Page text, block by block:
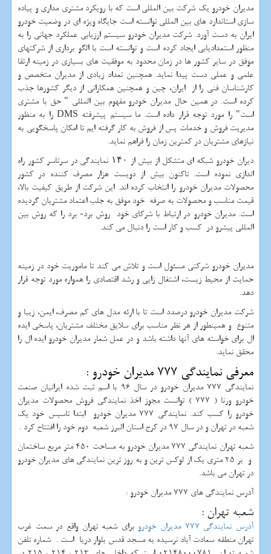
مدیران خودرو یک شرکت بین المللی است که با رویکرد مشتری مداری و پیاده
سازی استاندارد های بین المللی توانسته است جایگاه ویژه ای در وضعیت خودرو
ایران به دست آورد. شرکت مدیران خودرو سیستم ارزیابی عملکرد جهانی را به
منظور استعدادیابی ایجاد کرده است و توانسته است با الگو برداری از شرکتهای
موفق در سایر کشور ها در زمان محدود به موفقیت های بسیاری در زمینه ارتقا
علمی و عملی دست پیدا نماید. همچنین تعداد زیادی از مدیران متخصص و
کارشناسان فنی را از ایران، چین و همچنین همکارانی از دیگر کشورها جذب
کرده است. در همین حال مدیران خودرو مفهوم بین المللی " حق با مشتری
است" را مورد توجه قرار داده است. ما سیستم پیشرفته DMS را به منظور
مدیریت فروش و خدمات پس از فروش به کار گرفته ایم تا امکان پاسخگویی به
نیازهای مشتریان در کمترین زمان را فراهم نماید.
دیران خودرو شبکه ای متشکل از بیش از ۱۴۰ نمایندگی در سرتاسر کشور راه
اندازی نموده است. تاکنون بیش از دویست هزار مصرف کننده در کشور
محصولات مدیران خودرو را انتخاب کرده اند. این شرکت از طریق کیفیت بالا،
قیمت مناسب و محصولات به صرفه خود موفق به جلب اعتماد مشتریان گردیده
است. مدیران خودرو در ارتباط با شرکای خود روش برد- برد را که روش بین
المللی پیشرو در کسب و کار است را دنبال می کند.
مدیران خودرو شرکتی مسئول است و تلاش می کند تا ماموریت خود در زمینه
حمایت از محیط زیست، اشتغال زایی و رشد اقتصادی را همواره مورد توجه قرار
دهد.
شرکت مدیران خودرو درصدد است تا با ارئه مدل های کم مصرف، ایمن، زیبا و
متنوع و همینطور از هر نظر مناسب برای سلایق مختلف مشتریان، پاسخی ایده
ال برای خواسته های آنها داشته باشد و در عمل شعار مدیران خودرو ایده ال را
محقق نماید.
معرفی نمایندگی 777 مدیران خودرو :
نمایندگی 777 مدیران خودرو در سال 96 با اسم ثبت شده ایرانیان صنعت
خودرو ورنا ( 777 ) توانست مجوز اخذ نمایندگی فروش محصولات مدیران
خودرو را کسب کند. نمایندگی 777 مدیران خودرو ابتدا تاسیس خود یک
شعبه در تهران و در سال 97 در کرج استان البرز شعبه دوم خود را افتتاح کرد .
شعبه تهران نمایندگی 777 مدیران خودرو به مساحت 450 متر مربع ساختمان
و بر 25 متری یک از لوکس ترین و به روز ترین نمایندگی های مدیران خودرو
در تهران می باشد.
آدرس نمایندگی های 777 مدیران خودرو :
شعبه تهران :
آدرس نمایندگی 777 مدیران خودرو
برای شعبه تهران واقع در سمت غرب
تهران منطقه سعادت آباد نرسیده به مسجد قدس بلوار دریا است . شماره تلفن